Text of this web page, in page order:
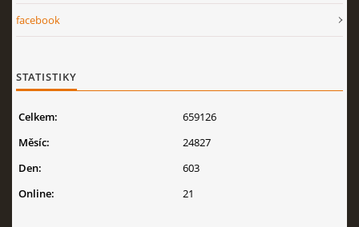
facebook
STATISTIKY
Online: 21
Celkem:
659126
Měsíc:
24827
Den:
603